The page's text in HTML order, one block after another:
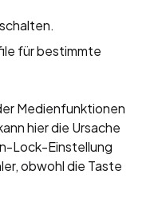
für bestimmte
Medienfunktionen
hier die Ursache
Lock-Einstellung
obwohl die Taste